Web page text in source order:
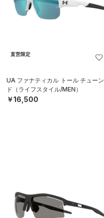
直営限定
UA ファナティカル トール チューン
ド（ライフスタイル/MEN）
￥16,500